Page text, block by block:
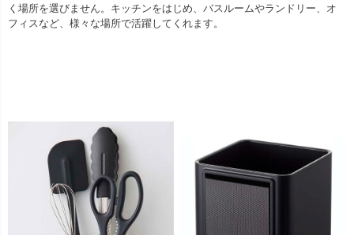
く場所を選びません。キッチンをはじめ、バスルームやランドリー、オ
フィスなど、様々な場所で活躍してくれます。